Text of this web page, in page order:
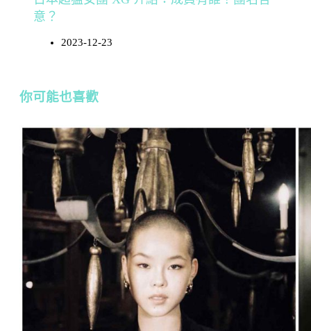
意？
2023-12-23
你可能也喜歡